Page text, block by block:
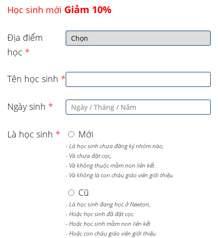
Học sinh mới Giảm 10%
Địa điểm
học *
Tên học sinh *
Ngày sinh *
Là học sinh * Mới
- Là học sinh chưa đăng ký nhóm nào,
- Và chưa đặt cọc,
- Và không thuộc mầm non liên kết.
- Và không là con cháu giáo viên giới thiệu.
Cũ
- Là học sinh đang học ở Newton,
- Hoặc học sinh đã đặt cọc.
- Hoặc học sinh mầm non liên kết
- Hoặc con cháu giáo viên giới thiệu.